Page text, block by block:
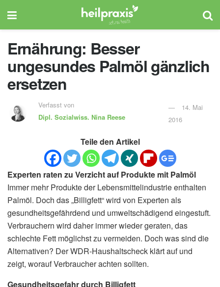
Ernährung: Besser
ungesundes Palmöl gänzlich
ersetzen
Verfasst von
Dipl. Sozialwiss. Nina Reese
14. Mai
2016
Teile den Artikel
Experten raten zu Verzicht auf Produkte mit Palmöl
Immer mehr Produkte der Lebensmittelindustrie enthalten
Palmöl. Doch das „Billigfett“ wird von Experten als
gesundheitsgefährdend und umweltschädigend eingestuft.
Verbrauchern wird daher immer wieder geraten, das
schlechte Fett möglichst zu vermeiden. Doch was sind die
Alternativen? Der WDR-Haushaltscheck klärt auf und
zeigt, worauf Verbraucher achten sollten.
Gesundheitsgefahr durch Billigfett